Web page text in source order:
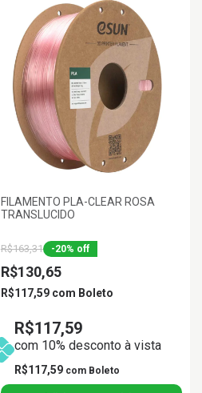
FILAMENTO PLA-CLEAR ROSA
TRANSLUCIDO
R$163,31 -20% off
R$130,65
R$117,59 com Boleto
R$117,59
com 10% desconto à vista
R$117,59 com Boleto